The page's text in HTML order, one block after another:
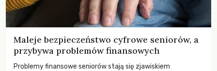
Maleje bezpieczeństwo cyfrowe seniorów, a
przybywa problemów finansowych
Problemy finansowe seniorów stają się zjawiskiem